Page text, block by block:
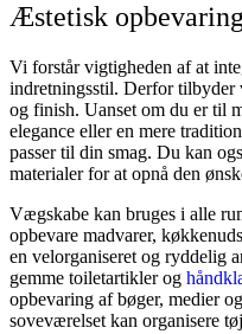
Æstetisk
Vi forstår vigtigheden af at
indretningsstil. Derfor tilbyder
og finish. Uanset om du er til
elegance eller en mere
passer til din smag. Du kan
materialer for at opnå den
Vægskabe kan bruges i alle
opbevare madvarer,
en velorganiseret og ryddelig
gemme toiletartikler og
opbevaring af bøger, medier
soveværelset kan organisere